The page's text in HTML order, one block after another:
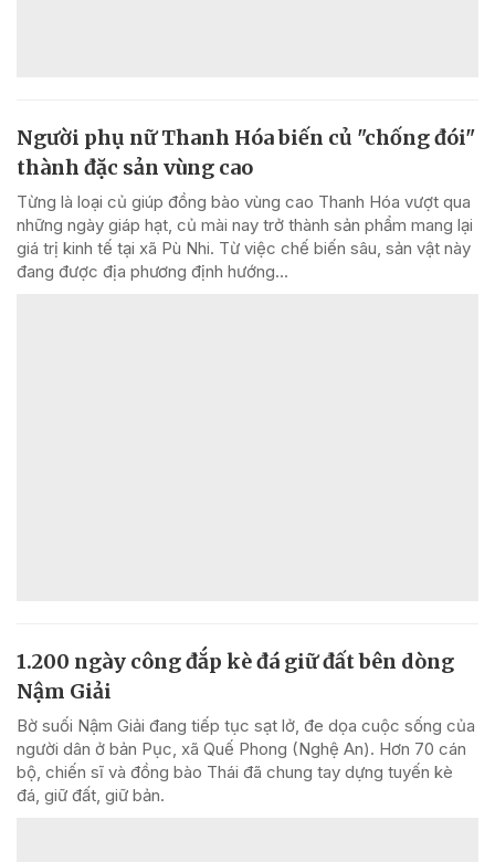
Người phụ nữ Thanh Hóa biến củ "chống đói"
thành đặc sản vùng cao
Từng là loại củ giúp đồng bào vùng cao Thanh Hóa vượt qua
những ngày giáp hạt, củ mài nay trở thành sản phẩm mang lại
giá trị kinh tế tại xã Pù Nhi. Từ việc chế biến sâu, sản vật này
đang được địa phương định hướng...
1.200 ngày công đắp kè đá giữ đất bên dòng
Nậm Giải
Bờ suối Nậm Giải đang tiếp tục sạt lở, đe dọa cuộc sống của
người dân ở bản Pục, xã Quế Phong (Nghệ An). Hơn 70 cán
bộ, chiến sĩ và đồng bào Thái đã chung tay dựng tuyến kè
đá, giữ đất, giữ bản.